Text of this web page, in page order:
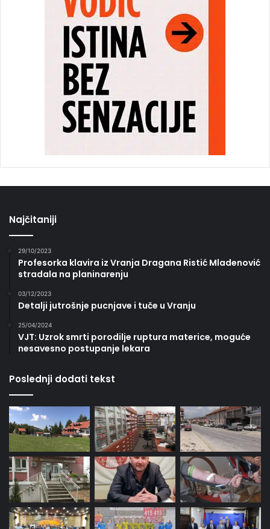
Najčitaniji
29/10/2023
Profesorka klavira iz Vranja Dragana Ristić Mladenović
stradala na planinarenju
03/12/2023
Detalji jutrošnje pucnjave i tuče u Vranju
25/04/2024
VJT: Uzrok smrti porodilje ruptura materice, moguće
nesavesno postupanje lekara
Poslednji dodati tekst